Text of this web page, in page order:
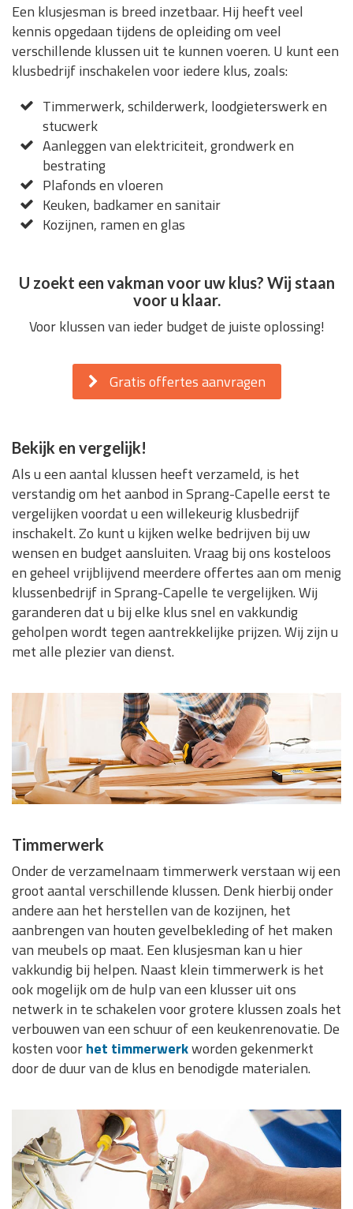
Een klusjesman is breed inzetbaar. Hij heeft veel
kennis opgedaan tijdens de opleiding om veel
verschillende klussen uit te kunnen voeren. U kunt een
klusbedrijf inschakelen voor iedere klus, zoals:
Timmerwerk, schilderwerk, loodgieterswerk en
stucwerk
Aanleggen van elektriciteit, grondwerk en
bestrating
Plafonds en vloeren
Keuken, badkamer en sanitair
Kozijnen, ramen en glas
U zoekt een vakman voor uw klus? Wij staan
voor u klaar.
Voor klussen van ieder budget de juiste oplossing!
Gratis offertes aanvragen
Bekijk en vergelijk!
Als u een aantal klussen heeft verzameld, is het
verstandig om het aanbod in Sprang-Capelle eerst te
vergelijken voordat u een willekeurig klusbedrijf
inschakelt. Zo kunt u kijken welke bedrijven bij uw
wensen en budget aansluiten. Vraag bij ons kosteloos
en geheel vrijblijvend meerdere offertes aan om menig
klussenbedrijf in Sprang-Capelle te vergelijken. Wij
garanderen dat u bij elke klus snel en vakkundig
geholpen wordt tegen aantrekkelijke prijzen. Wij zijn u
met alle plezier van dienst.
Timmerwerk
Onder de verzamelnaam timmerwerk verstaan wij een
groot aantal verschillende klussen. Denk hierbij onder
andere aan het herstellen van de kozijnen, het
aanbrengen van houten gevelbekleding of het maken
van meubels op maat. Een klusjesman kan u hier
vakkundig bij helpen. Naast klein timmerwerk is het
ook mogelijk om de hulp van een klusser uit ons
netwerk in te schakelen voor grotere klussen zoals het
verbouwen van een schuur of een keukenrenovatie. De
kosten voorhet timmerwerkworden gekenmerkt
door de duur van de klus en benodigde materialen.